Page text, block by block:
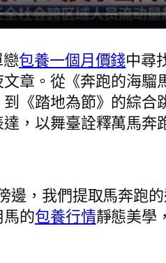
包養一個月價錢中尋
文章。從《奔跑的海騮
《踏地為節》的綜
，以舞臺詮釋萬馬奔
，我們提取馬奔跑
馬的包養行情靜態美學